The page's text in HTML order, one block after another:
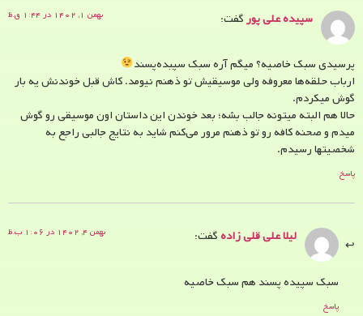
سپیده علی پورگفت: بهمن ۱, ۱۴۰۲ در ۱:۴۴ ق.ظ
پرسیدی سبک خاصیه؟ میگم آره سبک سپبده‌پسند
ارباب حلقه‌ها معروفه ولی موسیقیش تو ذهنم نیومد. کاش قبل خوندنش یه بار
گوش میکردم.
حالا هم البته میتونه جالب بشه؛ بعد خوندن این داستان اون موسیقی رو گوش
میدم و صحنه کافه رو تو ذهنم مرور می‌کنم شاید به نتایج جالبی راجع به
شخصیتها رسیدم.
پاسخ
لیلا علی قلی زادهگفت: بهمن ۴, ۱۴۰۲ در ۱:۰۶ ب.ظ
سبک سپیده پسند هم سبک خاصیه
پاسخ